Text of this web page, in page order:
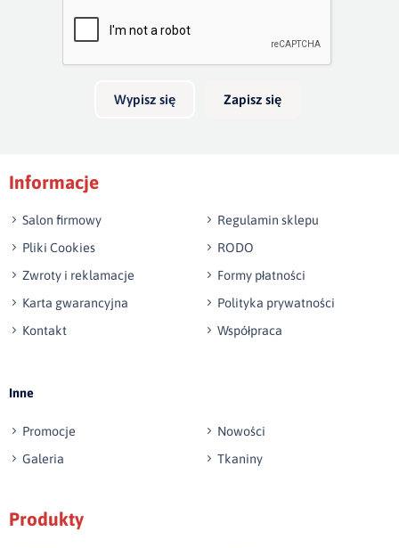
całkowita:
Twoja opinia o produkcie
Wyślij opinię
Wypisz się Zapisz się
Informacje
Salon firmowy
Regulamin sklepu
Pliki Cookies
RODO
Zwroty i reklamacje
Formy płatności
Karta gwarancyjna
Polityka prywatności
Kontakt
Współpraca
Inne
Promocje
Nowości
Galeria
Tkaniny
Produkty